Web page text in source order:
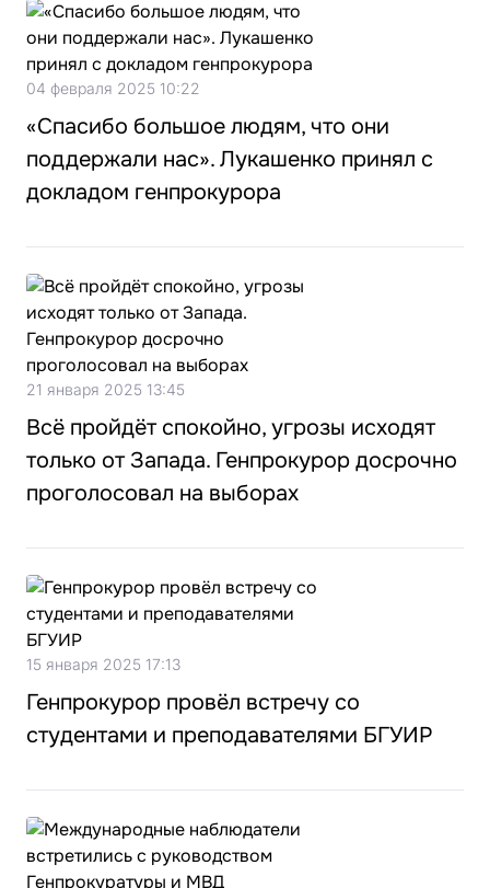
04 февраля 2025 10:22
«Спасибо большое людям, что они
поддержали нас». Лукашенко принял с
докладом генпрокурора
21 января 2025 13:45
Всё пройдёт спокойно, угрозы исходят
только от Запада. Генпрокурор досрочно
проголосовал на выборах
15 января 2025 17:13
Генпрокурор провёл встречу со
студентами и преподавателями БГУИР